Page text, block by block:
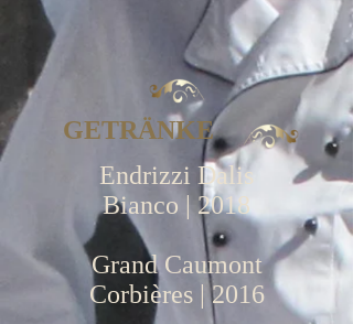
GETRÄNKE
Endrizzi Dalis
Bianco | 2018
Grand Caumont
Corbières | 2016